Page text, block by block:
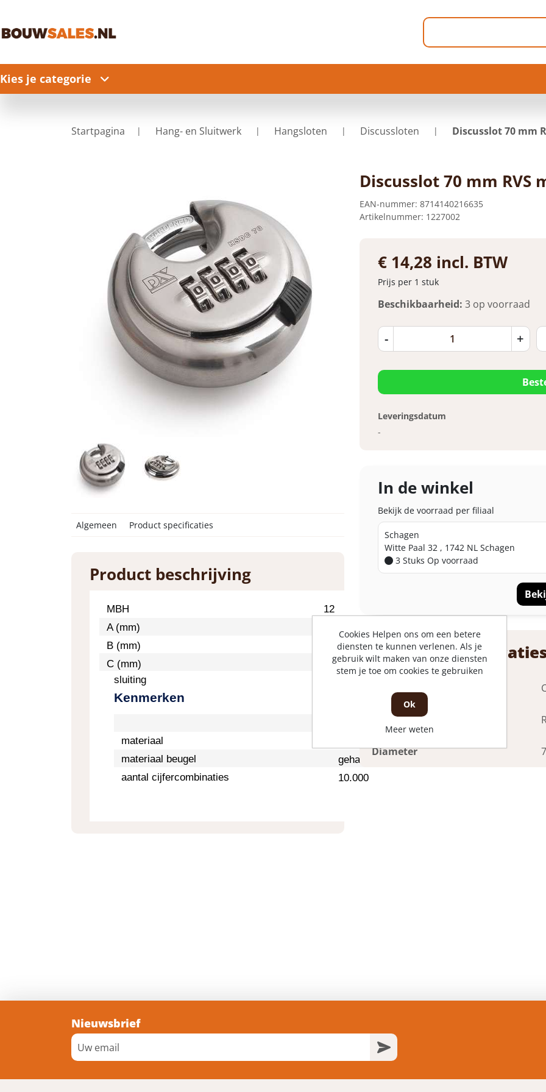
Kies je categorie
Startpagina Hang- en Sluitwerk Hangsloten Discussloten Discusslot 70 mm
Product beschrijving
MBH
12
A (mm)
B (mm)
C (mm)
sluiting
Kenmerken
materiaal
materiaal beugel
gehard staal
aantal cijfercombinaties
10.000
9,5
Algemeen Product specificaties
Discusslot 70 mm RVS
EAN-nummer: 8714140216635
Artikelnummer: 1227002
€ 14,28 incl. BTW
Prijs per 1 stuk
Beschikbaarheid: 3 op voorraad
- +
Leveringsdatum
-
In de winkel
Bekijk de voorraad per filiaal
Schagen
Witte Paal 32 , 1742 NL Schagen
3 Stuks Op voorraad
Product
Type
Diameter
Nieuwsbrief
Cookies Helpen ons om een betere
diensten te kunnen verlenen. Als je
gebruik wilt maken van onze diensten
stem je toe om cookies te gebruiken
Ok
Meer weten